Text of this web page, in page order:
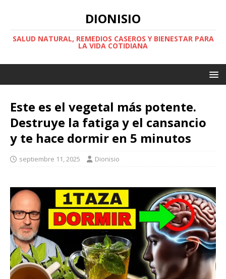
DIONISIO
SALUD NATURAL, REMEDIOS CASEROS Y BIENESTAR PARA
LA VIDA COTIDIANA
Este es el vegetal más potente.
Destruye la fatiga y el cansancio
y te hace dormir en 5 minutos
septiembre 11, 2025 Dionisio